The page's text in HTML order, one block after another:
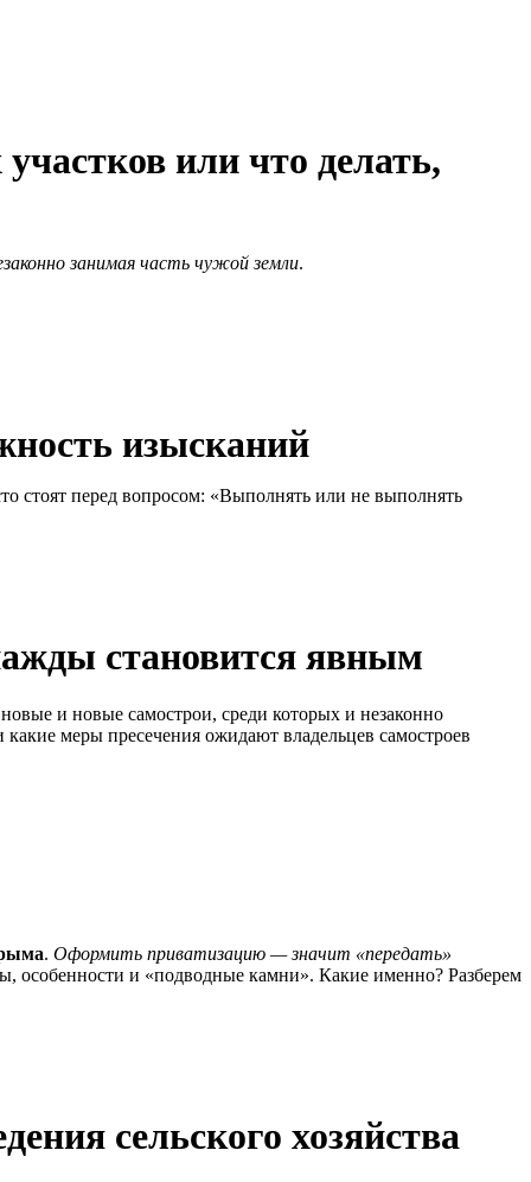
или что делать,
занимая часть чужой земли.
изысканий
стоят перед вопросом: «Выполнять или не выполнять
становится явным
и новые самострои, среди которых и незаконно
меры пресечения ожидают владельцев самостроев
. Оформить приватизацию — значит «передать»
особенности и «подводные камни». Какие именно? Разберем
сельского хозяйства